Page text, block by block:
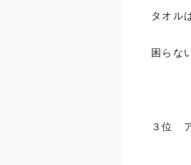
タオル
困らな
３位